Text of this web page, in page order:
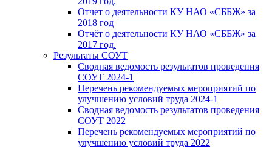
Отчет о деятельности КУ НАО «СББЖ» за
2018 год
Отчёт о деятельности КУ НАО «СББЖ» за
2017 год.
Результаты СОУТ
Сводная ведомость результатов проведения
СОУТ 2024-1
Перечень рекомендуемых мероприятий по
улучшению условий труда 2024-1
Сводная ведомость результатов проведения
СОУТ 2022
Перечень рекомендуемых мероприятий по
улучшению условий труда 2022